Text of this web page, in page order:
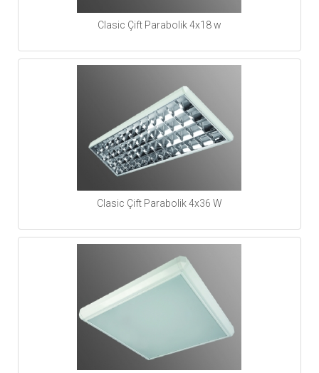
Clasic Çift Parabolik 4x18 w
Clasic Çift Parabolik 4x36 W